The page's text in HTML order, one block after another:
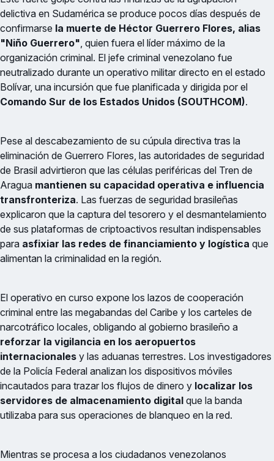
delictiva en Sudamérica se produce pocos días después de
confirmarse la muerte de Héctor Guerrero Flores, alias
"Niño Guerrero" , quien fuera el líder máximo de la
organización criminal. El jefe criminal venezolano fue
neutralizado durante un operativo militar directo en el estado
Bolívar, una incursión que fue planificada y dirigida por el
Comando Sur de los Estados Unidos (SOUTHCOM).
Pese al descabezamiento de su cúpula directiva tras la
eliminación de Guerrero Flores, las autoridades de seguridad
de Brasil advirtieron que las células periféricas del Tren de
Aragua mantienen su capacidad operativa e influencia
transfronteriza. Las fuerzas de seguridad brasileñas
explicaron que la captura del tesorero y el desmantelamiento
de sus plataformas de criptoactivos resultan indispensables
para asfixiar las redes de financiamiento y logística que
alimentan la criminalidad en la región.
El operativo en curso expone los lazos de cooperación
criminal entre las megabandas del Caribe y los carteles de
narcotráfico locales, obligando al gobierno brasileño a
reforzar la vigilancia en los aeropuertos
internacionales y las aduanas terrestres. Los investigadores
de la Policía Federal analizan los dispositivos móviles
incautados para trazar los flujos de dinero y localizar los
servidores de almacenamiento digital que la banda
utilizaba para sus operaciones de blanqueo en la red.
Mientras se procesa a los ciudadanos venezolanos